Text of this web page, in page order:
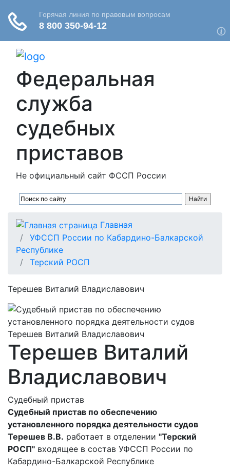
Федеральная
служба
судебных
приставов
Не официальный сайт ФССП России
Главная
УФССП России по Кабардино-Балкарской
Республике
Терский РОСП
Терешев Виталий Владиславович
Терешев Виталий
Владиславович
Судебный пристав
Судебный пристав по обеспечению
установленного порядка деятельности судов
Терешев В.В. работает в отделении "Терский
РОСП" входящее в состав УФССП России по
Кабардино-Балкарской Республике